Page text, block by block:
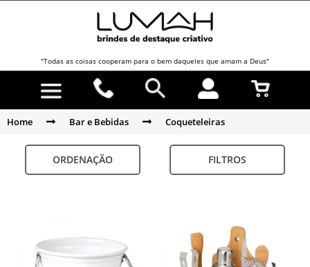
"Todas as coisas cooperam para o bem daqueles que amam a Deus"
Home Bar e Bebidas Coqueteleiras
ORDENAÇÃO FILTROS